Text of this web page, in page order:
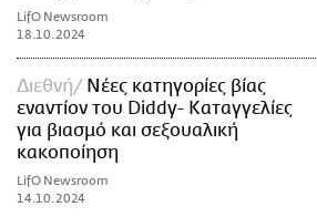
LifO Newsroom
18.10.2024
Διεθνή
Νέες κατηγορίες βίας
εναντίον του Diddy- Καταγγελίες
για βιασμό και σεξουαλική
κακοποίηση
LifO Newsroom
14.10.2024